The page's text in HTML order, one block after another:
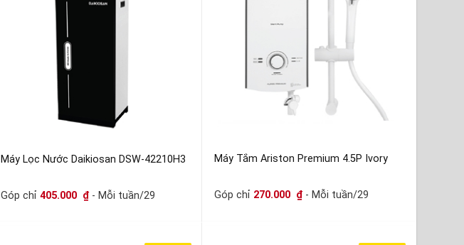
Máy Lọc Nước Daikiosan DSW-42210H3
Góp chỉ 405.000 ₫ - Mỗi tuần/29
Máy Tắm Ariston Premium 4.5P Ivory
Góp chỉ 270.000 ₫ - Mỗi tuần/29